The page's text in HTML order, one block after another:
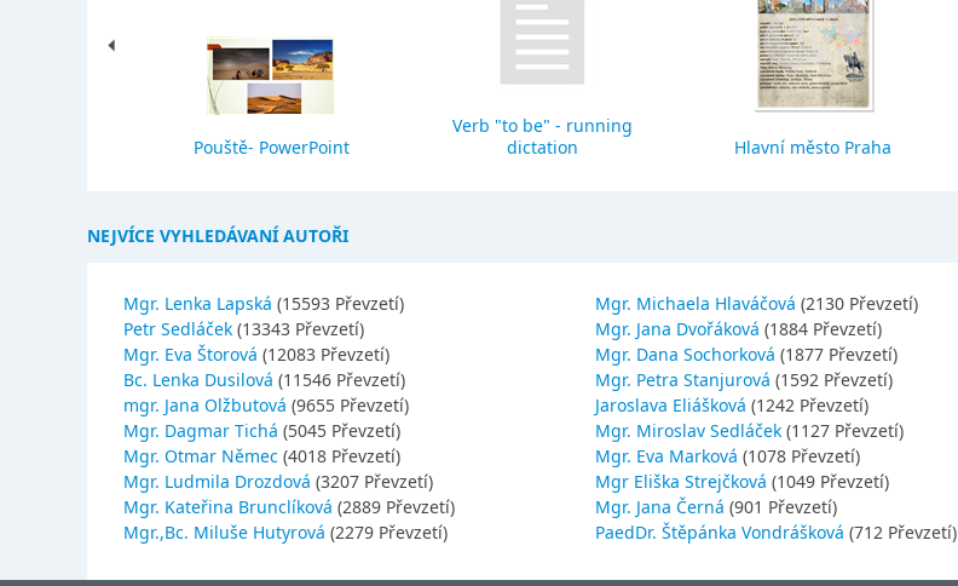
Pouště- PowerPoint
Verb "to be" - running
dictation
Hlavní město Praha
NEJVÍCE VYHLEDÁVANÍ AUTOŘI
Mgr. Lenka Lapská (15593 Převzetí)
Petr Sedláček (13343 Převzetí)
Mgr. Eva Štorová (12083 Převzetí)
Bc. Lenka Dusilová (11546 Převzetí)
mgr. Jana Olžbutová (9655 Převzetí)
Mgr. Dagmar Tichá (5045 Převzetí)
Mgr. Otmar Němec (4018 Převzetí)
Mgr. Ludmila Drozdová (3207 Převzetí)
Mgr. Kateřina Brunclíková (2889 Převzetí)
Mgr.,Bc. Miluše Hutyrová (2279 Převzetí)
Mgr. Michaela Hlaváčová (2130 Převzetí)
Mgr. Jana Dvořáková (1884 Převzetí)
Mgr. Dana Sochorková (1877 Převzetí)
Mgr. Petra Stanjurová (1592 Převzetí)
Jaroslava Eliášková (1242 Převzetí)
Mgr. Miroslav Sedláček (1127 Převzetí)
Mgr. Eva Marková (1078 Převzetí)
Mgr Eliška Strejčková (1049 Převzetí)
Mgr. Jana Černá (901 Převzetí)
PaedDr. Štěpánka Vondrášková (712 Převzetí)